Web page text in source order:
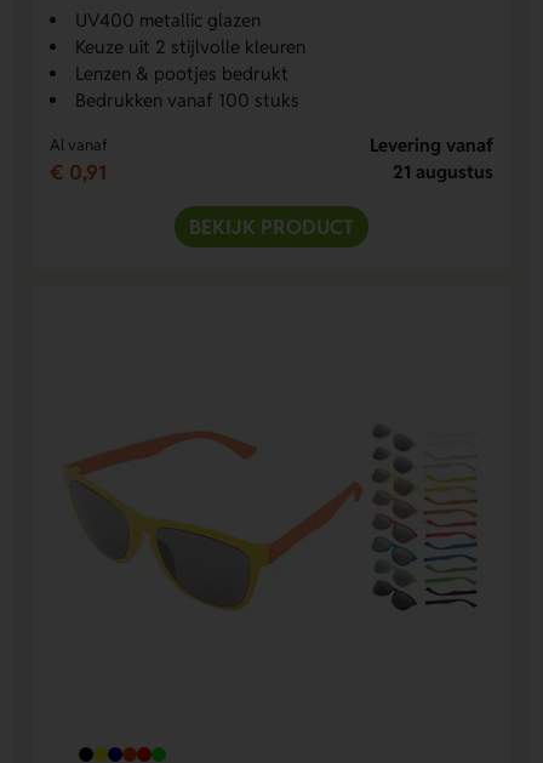
UV400 metallic glazen
Keuze uit 2 stijlvolle kleuren
Lenzen & pootjes bedrukt
Bedrukken vanaf 100 stuks
Al vanaf
€ 0,91
Levering vanaf
21 augustus
BEKIJK PRODUCT